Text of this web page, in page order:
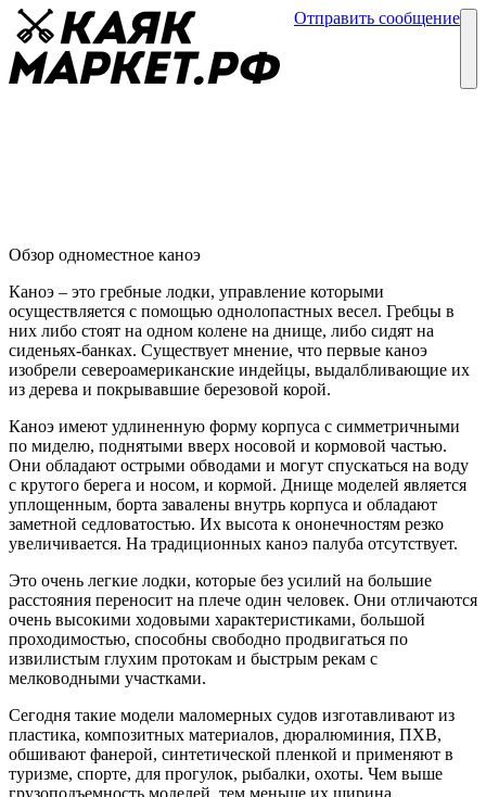
Отправить сообщение
Обзор одноместное каноэ
Каноэ – это гребные лодки, управление которыми
осуществляется с помощью однолопастных весел. Гребцы в
них либо стоят на одном колене на днище, либо сидят на
сиденьях-банках. Существует мнение, что первые каноэ
изобрели североамериканские индейцы, выдалбливающие их
из дерева и покрывавшие березовой корой.
Каноэ имеют удлиненную форму корпуса с симметричными
по миделю, поднятыми вверх носовой и кормовой частью.
Они обладают острыми обводами и могут спускаться на воду
с крутого берега и носом, и кормой. Днище моделей является
уплощенным, борта завалены внутрь корпуса и обладают
заметной седловатостью. Их высота к ононечностям резко
увеличивается. На традиционных каноэ палуба отсутствует.
Это очень легкие лодки, которые без усилий на большие
расстояния переносит на плече один человек. Они отличаются
очень высокими ходовыми характеристиками, большой
проходимостью, способны свободно продвигаться по
извилистым глухим протокам и быстрым рекам с
мелководными участками.
Сегодня такие модели маломерных судов изготавливают из
пластика, композитных материалов, дюралюминия, ПХВ,
обшивают фанерой, синтетической пленкой и применяют в
туризме, спорте, для прогулок, рыбалки, охоты. Чем выше